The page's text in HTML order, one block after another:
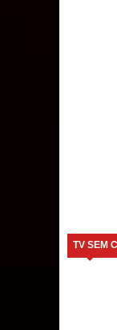
TV SEM